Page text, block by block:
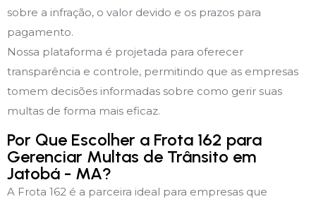
sobre a infração, o valor devido e os prazos para
pagamento.
Nossa plataforma é projetada para oferecer
transparência e controle, permitindo que as empresas
tomem decisões informadas sobre como gerir suas
multas de forma mais eficaz.
Por Que Escolher a Frota 162 para
Gerenciar Multas de Trânsito em
Jatobá - MA?
A Frota 162 é a parceira ideal para empresas que